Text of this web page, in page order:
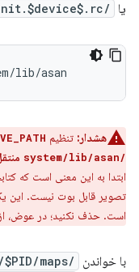
یا /init.$device$.rc
هشدار: تنظیم
/system/lib/asan
ابتدا به این معنی است که
تصویر قابل بوت نیست.
است. حذف نکنید؛ در عوض، از
با خواندن /proc/$PID/maps